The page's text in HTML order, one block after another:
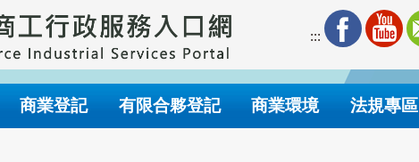
:::
商業登記 有限合夥登記 商業環境 法規專區